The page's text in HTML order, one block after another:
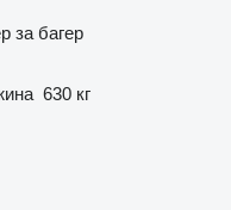
за багер
630 кг